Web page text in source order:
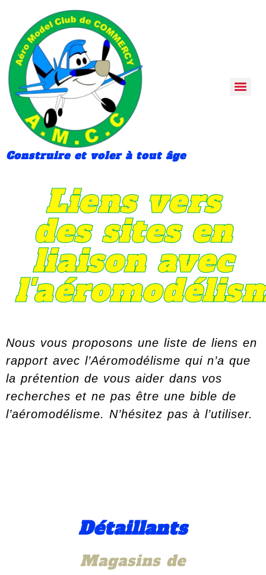
principal
Construire et voler à tout âge
Liens vers
des sites en
liaison avec
Nous vous proposons une liste de liens en
rapport avec l’Aéromodélisme qui n’a que
la prétention de vous aider dans vos
recherches et ne pas être une bible de
l’aéromodélisme. N’hésitez pas à l’utiliser.
Détaillants
Magasins de